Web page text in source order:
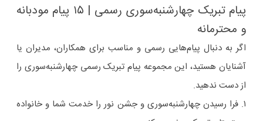
پیام تبریک چهارشنبه‌سوری رسمی | ۱۵ پیام مودبانه
و محترمانه
اگر به دنبال پیام‌هایی رسمی و مناسب برای همکاران، مدیران یا
آشنایان هستید، این مجموعه پیام تبریک رسمی چهارشنبه‌سوری را
از دست ندهید.
۱. فرا رسیدن چهارشنبه‌سوری و جشن نور را خدمت شما و خانواده